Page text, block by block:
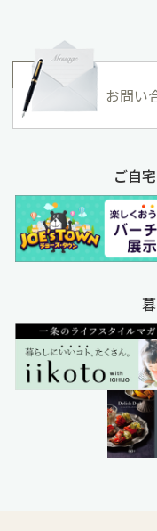
お問い
ご自